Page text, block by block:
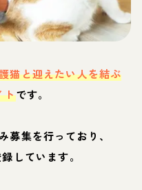
猫と迎えたい人を結ぶ
トです。
募集を行っており、
しています。